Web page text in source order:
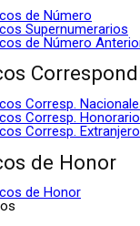
de Número
Supernumerarios
de Número
Corresp.
Corresp.
Corresp.
de Honor
de Honor